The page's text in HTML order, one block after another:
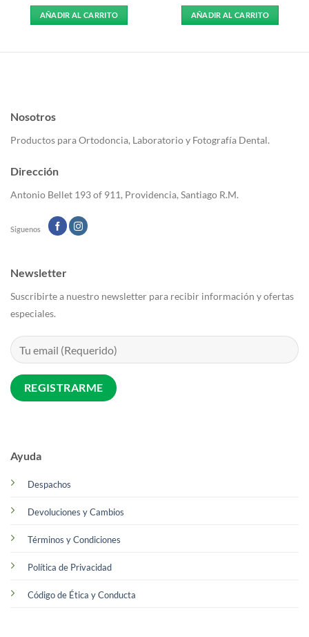
AÑADIR AL CARRITO AÑADIR AL CARRITO
Nosotros
Productos para Ortodoncia, Laboratorio y Fotografía Dental.
Dirección
Antonio Bellet 193 of 911, Providencia, Santiago R.M.
Siguenos
Ayuda
Despachos
Devoluciones y Cambios
Términos y Condiciones
Política de Privacidad
Código de Ética y Conducta
Newsletter
Suscribirte a nuestro newsletter para recibir información y ofertas
especiales.